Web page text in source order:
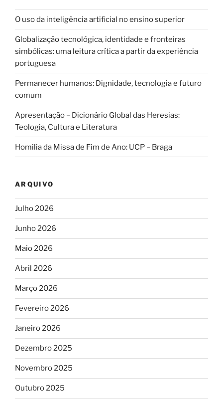
O uso da inteligência artificial no ensino superior
Globalização tecnológica, identidade e fronteiras
simbólicas: uma leitura crítica a partir da experiência
portuguesa
Permanecer humanos: Dignidade, tecnologia e futuro
comum
Apresentação – Dicionário Global das Heresias:
Teologia, Cultura e Literatura
Homilia da Missa de Fim de Ano: UCP – Braga
ARQUIVO
Julho 2026
Junho 2026
Maio 2026
Abril 2026
Março 2026
Fevereiro 2026
Janeiro 2026
Dezembro 2025
Novembro 2025
Outubro 2025